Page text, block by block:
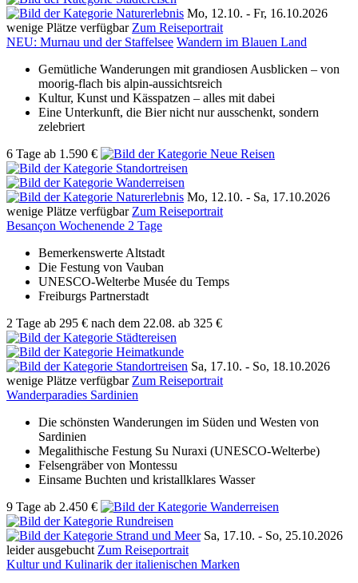
Mo, 12.10. - Fr, 16.10.2026
wenige Plätze verfügbar Zum Reiseportrait
NEU: Murnau und der Staffelsee Wandern im Blauen Land
Gemütliche Wanderungen mit grandiosen Ausblicken – von
moorig-flach bis alpin-aussichtsreich
Kultur, Kunst und Kässpatzen – alles mit dabei
Eine Unterkunft, die Bier nicht nur ausschenkt, sondern
zelebriert
6 Tage ab 1.590 €
Mo, 12.10. - Sa, 17.10.2026
wenige Plätze verfügbar Zum Reiseportrait
Besançon Wochenende 2 Tage
Bemerkenswerte Altstadt
Die Festung von Vauban
UNESCO-Welterbe Musée du Temps
Freiburgs Partnerstadt
2 Tage ab 295 € nach dem 22.08. ab 325 €
Sa, 17.10. - So, 18.10.2026
wenige Plätze verfügbar Zum Reiseportrait
Wanderparadies Sardinien
Die schönsten Wanderungen im Süden und Westen von
Sardinien
Megalithische Festung Su Nuraxi (UNESCO-Welterbe)
Felsengräber von Montessu
Einsame Buchten und kristallklares Wasser
9 Tage ab 2.450 €
Sa, 17.10. - So, 25.10.2026
leider ausgebucht Zum Reiseportrait
Kultur und Kulinarik der italienischen Marken